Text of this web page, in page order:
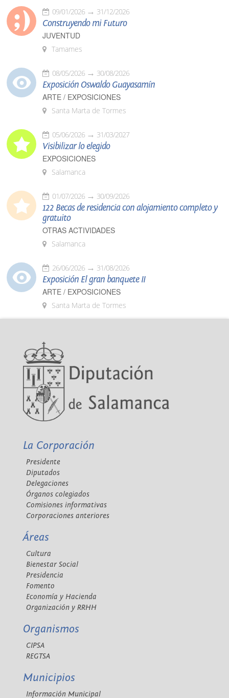
09/01/2026 31/12/2026
Construyendo mi Futuro
JUVENTUD
Tamames
08/05/2026 30/08/2026
Exposición Oswaldo Guayasamín
ARTE / EXPOSICIONES
Santa Marta de Tormes
05/06/2026 31/03/2027
Visibilizar lo elegido
EXPOSICIONES
Salamanca
01/07/2026 30/09/2026
122 Becas de residencia con alojamiento completo y
gratuito
OTRAS ACTIVIDADES
Salamanca
26/06/2026 31/08/2026
Exposición El gran banquete II
ARTE / EXPOSICIONES
Santa Marta de Tormes
La Corporación
Presidente
Diputados
Delegaciones
Órganos colegiados
Comisiones informativas
Corporaciones anteriores
Áreas
Cultura
Bienestar Social
Presidencia
Fomento
Economía y Hacienda
Organización y RRHH
Organismos
CIPSA
REGTSA
Municipios
Información Municipal